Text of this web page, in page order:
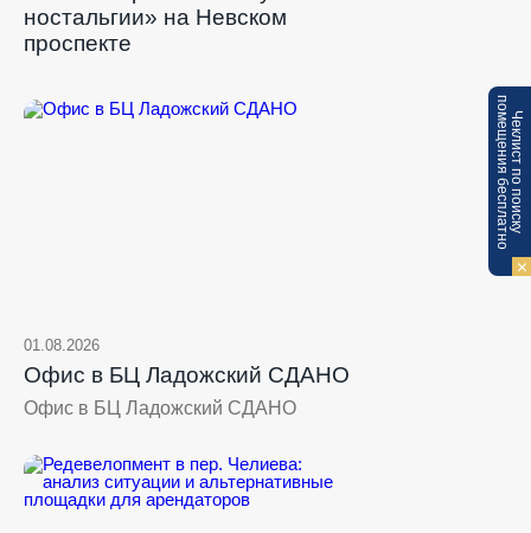
ностальгии» на Невском
проспекте
01.08.2026
Офис в БЦ Ладожский СДАНО
Офис в БЦ Ладожский СДАНО
Ч
е
к
л
и
с
т
п
о
п
о
и
с
к
у
по
м
е
щ
е
н
и
я
б
е
с
п
л
а
т
н
о
×